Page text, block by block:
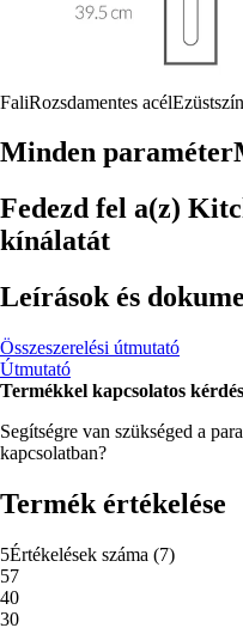
FaliRozsdamentes acél
Minden paraméter
Fedezd fel a(z)
kínálatát
Leírások és
Összeszerelési útmutató
Útmutató
Termékkel kapcsolatos kérdés
Segítségre van szükséged a
kapcsolatban?
Termék értékelése
5Értékelések száma (7)
57
40
30